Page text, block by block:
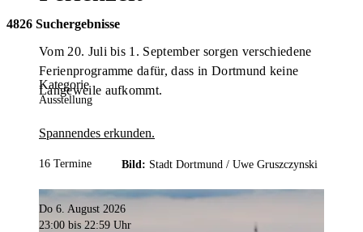
Vom 20. Juli bis 1. September sorgen verschiedene
Ferienprogramme dafür, dass in Dortmund keine
Langeweile aufkommt.
Spannendes erkunden.
Bild: Stadt Dortmund / Uwe Gruszczynski
4826 Suchergebnisse
Kategorie
Ausstellung
16 Termine
Do 6. August 2026
23:00 bis 22:59 Uhr